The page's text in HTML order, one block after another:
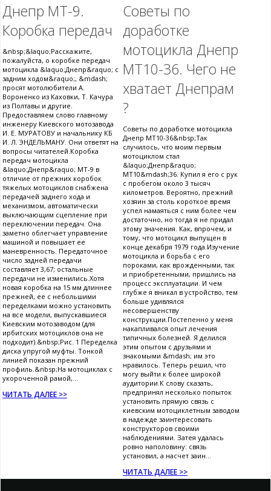
Днепр МТ-9.
Коробка передач
&nbsp;&laquo;Расскажите,
пожалуйста, о коробке передач
мотоцикла &laquo;Днепр&raquo; с
задним ходом&raquo;, &mdash;
просят мотолюбители А.
Вороненко из Каховки, Т. Качура
из Полтавы и другие.
Предоставляем слово главному
инженеру Киевского мотозавода
И. Е. МУРАТОВУ и начальнику КБ
И. Л. ЭНДЕЛЬМАНУ. Они ответят на
вопросы читателей.Коробка
передач мотоцикла
&laquo;Днепр&raquo; МТ-9 в
отличие от прежних коробок
тяжелых мотоциклов снабжена
передачей заднего хода и
механизмом, автоматически
выключающим сцепление при
переключении передач. Она
заметно облегчает управление
машиной и повышает ее
маневренность. Передаточное
число задней передачи
составляет 3,67; остальные
передачи не изменились.Хотя
новая коробка на 15 мм длиннее
прежней, ее с небольшими
переделками можно установить
на все модели, выпускавшиеся
Киевским мотозаводом (для
ирбитских мотоциклов она не
подходит).&nbsp;Рис. 1 Переделка
диска упругой муфты. Тонкой
линией показан прежний
профиль.&nbsp;На мотоциклах с
укороченной рамой,...
ЧИТАТЬ ДАЛЕЕ >>
Советы по
доработке
мотоцикла Днепр
МТ10-36. Чего не
хватает Днепрам
?
Советы по доработке мотоцикла
Днепр МТ10-36&nbsp;Так
случилось, что моим первым
мотоциклом стал
&laquo;Днепр&raquo;
МТ10&mdash;36. Купил я его с рук
с пробегом около 3 тысяч
километров. Вероятно, прежний
хозяин за столь короткое время
успел намаяться с ним более чем
достаточно, но тогда я не придал
этому значения. Как, впрочем, и
тому, что мотоцикл выпущен в
конце декабря 1979 года.Изучение
мотоцикла и борьба с его
пороками, как врожденными, так
и приобретенными, пришлись на
процесс эксплуатации. И чем
глубже я вникал в устройство, тем
больше удивлялся
несовершенству
конструкции.Постепенно у меня
накапливался опыт лечения
типичных болезней. Я делился
этим опытом с друзьями и
знакомыми &mdash; им это
нравилось. Теперь решил, что
могу выйти к более широкой
аудитории.К слову сказать,
предпринял несколько попыток
установить прямую связь с
киевским мотоциклетным заводом
в надежде заинтересовать
конструкторов своими
наблюдениями. Затея удалась
ровно наполовину: связь
установил, а насчет заин...
ЧИТАТЬ ДАЛЕЕ >>